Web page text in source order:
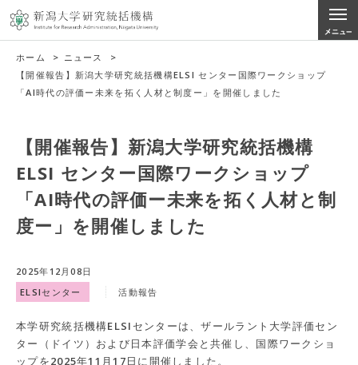
ホーム > ニュース
>
【開催報告】新潟大学研究統括機構ELSI センター国際ワークショップ
「AI時代の評価ー未来を拓く人材と制度ー」を開催しました
【開催報告】新潟大学研究統括機構
ELSI センター国際ワークショップ
「AI時代の評価ー未来を拓く人材と制
度ー」を開催しました
2025年12月08日
ELSIセンター
活動報告
本学研究統括機構ELSIセンターは、ザールラント大学評価セン
ター（ドイツ）および日本評価学会と共催し、国際ワークショ
ップを2025年11月17日に開催しました。